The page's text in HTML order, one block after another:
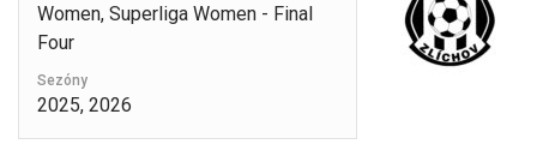
Women, Superliga Women - Final
Four
Sezóny
2025, 2026